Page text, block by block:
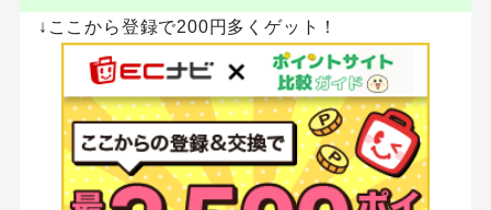
↓ここから登録で200円多くゲット！